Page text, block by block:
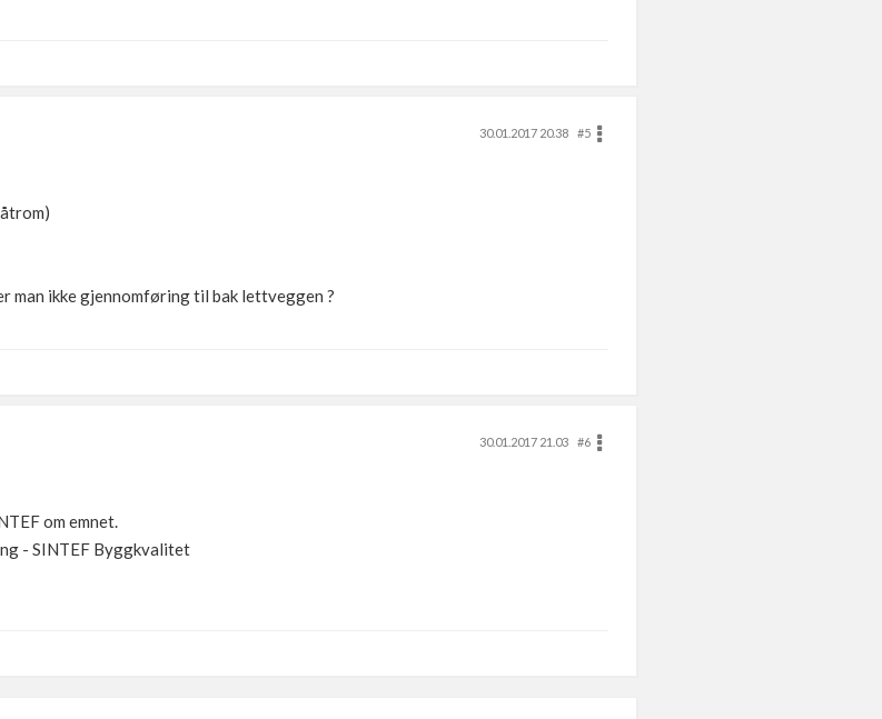
30.01.2017 20.38
#5
man ikke gjennomføring til bak lettveggen ?
30.01.2017 21.03
#6
om emnet.
- SINTEF Byggkvalitet